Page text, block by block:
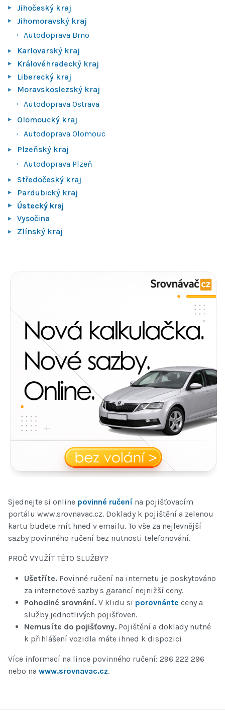
Jihočeský kraj
Jihomoravský kraj
Autodoprava Brno
Karlovarský kraj
Královéhradecký kraj
Liberecký kraj
Moravskoslezský kraj
Autodoprava Ostrava
Olomoucký kraj
Autodoprava Olomouc
Plzeňský kraj
Autodoprava Plzeň
Středočeský kraj
Pardubický kraj
Ústecký kraj
Vysočina
Zlínský kraj
Sjednejte si online povinné ručení na pojišťovacím
portálu www.srovnavac.cz. Doklady k pojištění a zelenou
kartu budete mít hned v emailu. To vše za nejlevnější
sazby povinného ručení bez nutnosti telefonování.
PROČ VYUŽÍT TÉTO SLUŽBY?
Ušetříte. Povinné ručení na internetu je poskytováno
za internetové sazby s garancí nejnižší ceny.
Pohodlné srovnání. V klidu si porovnánte ceny a
služby jednotlivých pojišťoven.
Nemusíte do pojišťovny. Pojištění a doklady nutné
k přihlášení vozidla máte ihned k dispozici
Více informací na lince povinného ručení: 296 222 296
nebo na www.srovnavac.cz.